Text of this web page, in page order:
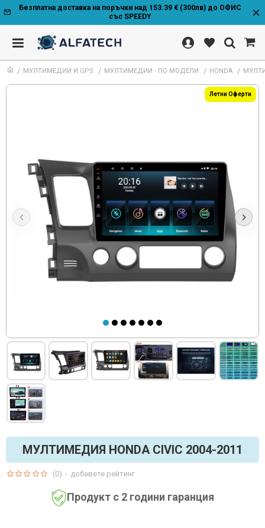
Безплатна доставка на поръчки над 153.39 € (300лв) до ОФИС
със SPEEDY
МУЛТИМЕДИИ И GPS МУЛТИМЕДИИ - ПО МОДЕЛИ HONDA
Летни Оферти
МУЛТИМЕДИЯ HONDA CIVIC 2004-2011
Продукт с 2 години гаранция
(0) - добавете рейтинг